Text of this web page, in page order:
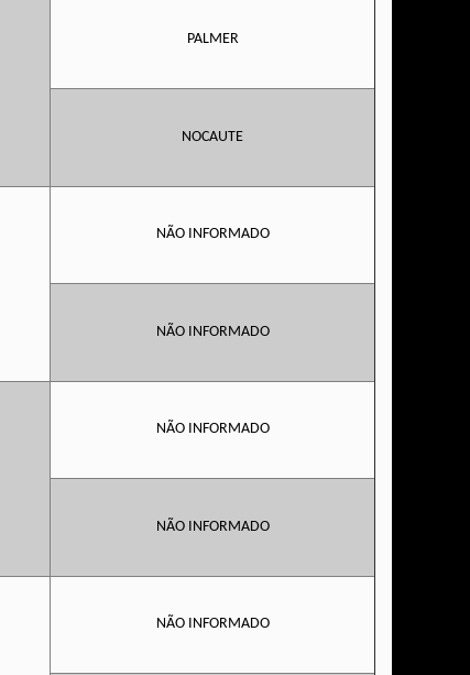
PALMER
NOCAUTE
NÃO INFORMADO
NÃO INFORMADO
NÃO INFORMADO
NÃO INFORMADO
NÃO INFORMADO